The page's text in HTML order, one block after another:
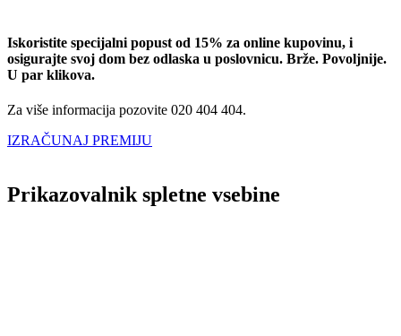
Iskoristite specijalni popust od 15% za online kupovinu, i
osigurajte svoj dom bez odlaska u poslovnicu. Brže. Povoljnije.
U par klikova.
Za više informacija pozovite 020 404 404.
IZRAČUNAJ PREMIJU
Prikazovalnik spletne vsebine